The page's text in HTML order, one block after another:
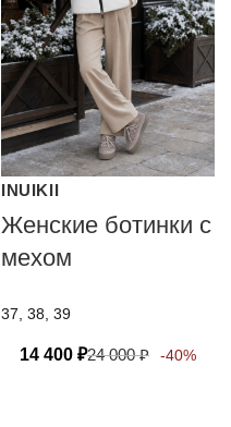
INUIKII
Женские ботинки с
мехом
37, 38, 39
14 400 ₽24 000₽ -40%